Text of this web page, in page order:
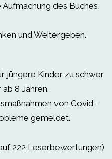
des Buches,
und Weitergeben.
jüngere Kinder zu schwer
8 Jahren.
von Covid-
gemeldet.
222 Leserbewertungen)